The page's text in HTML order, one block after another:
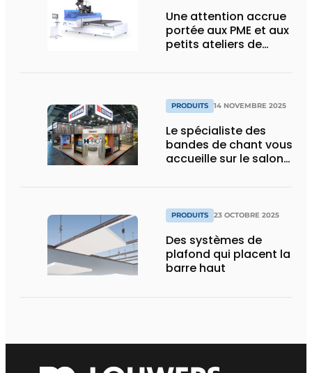
Une attention accrue
portée aux PME et aux
petits ateliers de
PRODUITS 14 NOVEMBRE 2025
Le spécialiste des
bandes de chant vous
accueille sur le salon
PRODUITS 23 OCTOBRE 2025
Des systèmes de
plafond qui placent la
barre haut